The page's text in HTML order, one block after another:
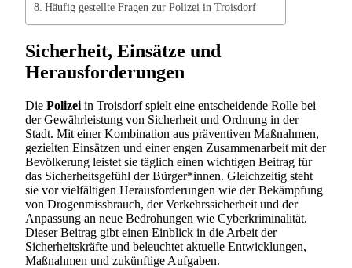
Häufig gestellte Fragen zur Polizei in Troisdorf
Sicherheit, Einsätze und
Herausforderungen
Die Polizei in Troisdorf spielt eine entscheidende Rolle bei
der Gewährleistung von Sicherheit und Ordnung in der
Stadt. Mit einer Kombination aus präventiven Maßnahmen,
gezielten Einsätzen und einer engen Zusammenarbeit mit der
Bevölkerung leistet sie täglich einen wichtigen Beitrag für
das Sicherheitsgefühl der Bürger*innen. Gleichzeitig steht
sie vor vielfältigen Herausforderungen wie der Bekämpfung
von Drogenmissbrauch, der Verkehrssicherheit und der
Anpassung an neue Bedrohungen wie Cyberkriminalität.
Dieser Beitrag gibt einen Einblick in die Arbeit der
Sicherheitskräfte und beleuchtet aktuelle Entwicklungen,
Maßnahmen und zukünftige Aufgaben.